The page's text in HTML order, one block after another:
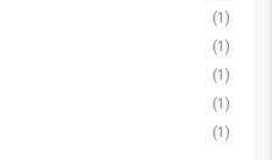
(1)
(1)
(1)
(1)
(1)